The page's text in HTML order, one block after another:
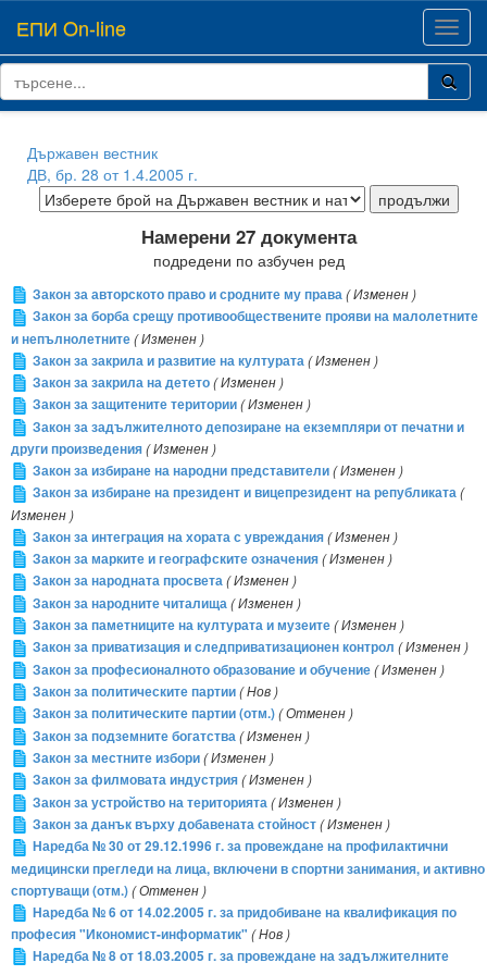
ЕПИ On-line
Държавен вестник
ДВ, бр. 28 от 1.4.2005 г.
Намерени 27 документа
подредени по азбучен ред
Закон за авторското право и сродните му права( Изменен )
Закон за борба срещу противообществените прояви на малолетните
и непълнолетните( Изменен )
Закон за закрила и развитие на културата( Изменен )
Закон за закрила на детето( Изменен )
Закон за защитените територии( Изменен )
Закон за задължителното депозиране на екземпляри от печатни и
други произведения( Изменен )
Закон за избиране на народни представители( Изменен )
Закон за избиране на президент и вицепрезидент на републиката(
Изменен )
Закон за интеграция на хората с увреждания( Изменен )
Закон за марките и географските означения( Изменен )
Закон за народната просвета( Изменен )
Закон за народните читалища( Изменен )
Закон за паметниците на културата и музеите( Изменен )
Закон за приватизация и следприватизационен контрол ( Изменен )
Закон за професионалното образование и обучение( Изменен )
Закон за политическите партии( Нов )
Закон за политическите партии (отм.)( Отменен )
Закон за подземните богатства( Изменен )
Закон за местните избори( Изменен )
Закон за филмовата индустрия( Изменен )
Закон за устройство на територията( Изменен )
Закон за данък върху добавената стойност( Изменен )
Наредба № 30 от 29.12.1996 г. за провеждане на профилактични
медицински прегледи на лица, включени в спортни занимания, и активно
спортуващи (отм.)( Отменен )
Наредба № 6 от 14.02.2005 г. за придобиване на квалификация по
професия "Икономист-информатик" ( Нов )
Наредба № 8 от 18.03.2005 г. за провеждане на задължителните